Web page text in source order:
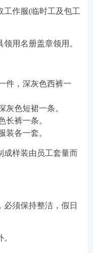
工作服(临时工及包工
用名册盖章领用。
件，深灰色西裤一
灰色短裙一条。
长裤一条。
装各一套。
成样装由员工套量而
必须保持整洁，假日